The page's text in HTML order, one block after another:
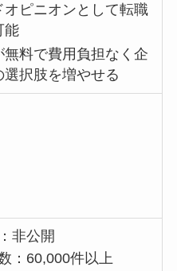
オピニオンとして転職
能
無料で費用負担なく企
選択肢を増やせる
非公開
：60,000件以上